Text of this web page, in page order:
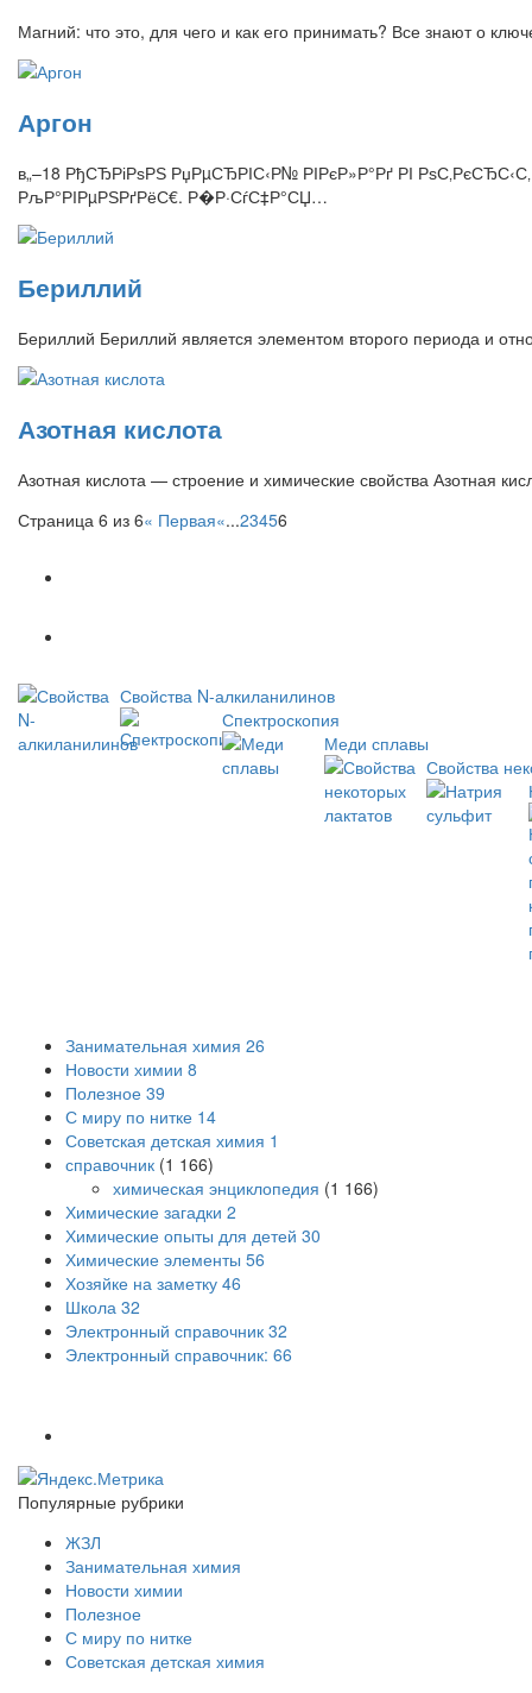
Магний: что это, для чего и как его принимать? Все знают о
Аргон
в„–18 РђСЂРіРѕРЅ РџРµСЂРІС‹Р№ РІРєР»Р°Рґ РІ
РљР°РІРµРЅРґРёС€. Р�Р·СѓС‡Р°СЏ…
Бериллий
Бериллий Бериллий является элементом второго периода и
Азотная кислота
Азотная кислота — строение и химические свойства Азотная
Страница 6 из 6« Первая«...23456
Свойства N-алкиланилинов
Спектроскопия
Меди сплавы
Свойства
Занимательная химия 26
Новости химии 8
Полезное 39
С миру по нитке 14
Советская детская химия 1
справочник (1 166)
химическая энциклопедия (1 166)
Химические загадки 2
Химические опыты для детей 30
Химические элементы 56
Хозяйке на заметку 46
Школа 32
Электронный справочник 32
Электронный справочник: 66
Популярные рубрики
ЖЗЛ
Занимательная химия
Новости химии
Полезное
С миру по нитке
Советская детская химия